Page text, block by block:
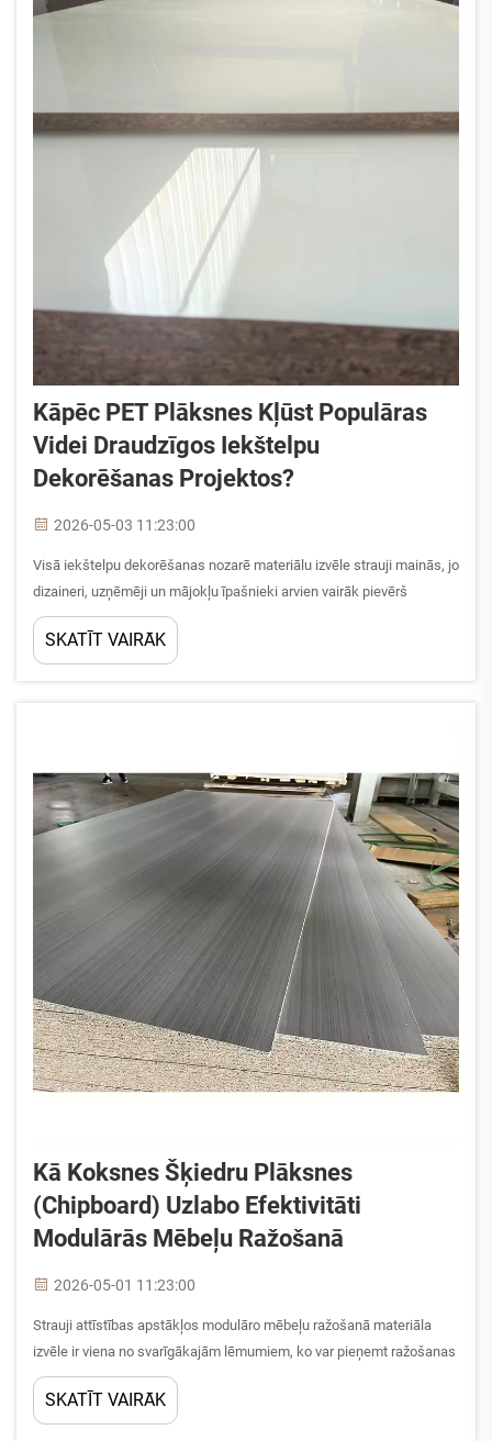
Kāpēc PET Plāksnes Kļūst Populāras
Videi Draudzīgos Iekštelpu
Dekorēšanas Projektos?
2026-05-03 11:23:00
Visā iekštelpu dekorēšanas nozarē materiālu izvēle strauji mainās, jo
dizaineri, uzņēmēji un mājokļu īpašnieki arvien vairāk pievērš
uzmanību ilgtspējībai, izturībai un estētiskajai daudzpusībai. Starp
materiāliem, kas iegūst būtisku popularitāti...
SKATĪT VAIRĀK
Kā Koksnes Šķiedru Plāksnes
(chipboard) Uzlabo Efektivitāti
Modulārās Mēbeļu Ražošanā
2026-05-01 11:23:00
Strauji attīstības apstākļos modulāro mēbeļu ražošanā materiāla
izvēle ir viena no svarīgākajām lēmumiem, ko var pieņemt ražošanas
komanda. Šķiedrplāksnes (chipboard) ir kļuvušas par pamata
materiālu tieši tāpēc, ka tās risina iekš...
SKATĪT VAIRĀK